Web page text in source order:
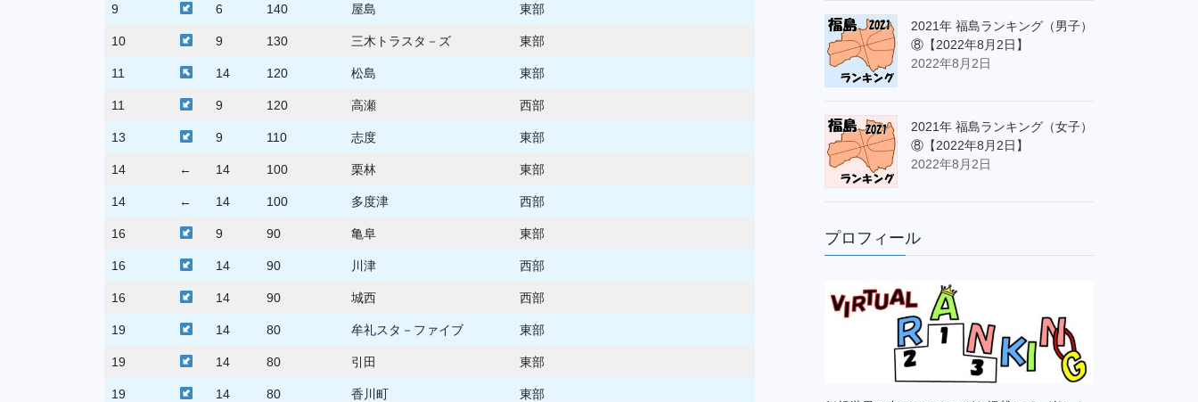
9 6 140 屋島 東部
10 9 130 三木トラスタ－ズ 東部
11 14 120 松島 東部
11 9 120 高瀬 西部
13 9 110 志度 東部
14 ← 14 100 栗林 東部
14 ← 14 100 多度津 西部
16 9 90 亀阜 東部
16 14 90 川津 西部
16 14 90 城西 西部
19 14 80 牟礼スタ－ファイブ 東部
19 14 80 引田 東部
19 14 80 香川町 東部
2021年 福島ランキング（男子）
⑧【2022年8月2日】
2022年8月2日
2021年 福島ランキング（女子）
⑧【2022年8月2日】
2022年8月2日
プロフィール